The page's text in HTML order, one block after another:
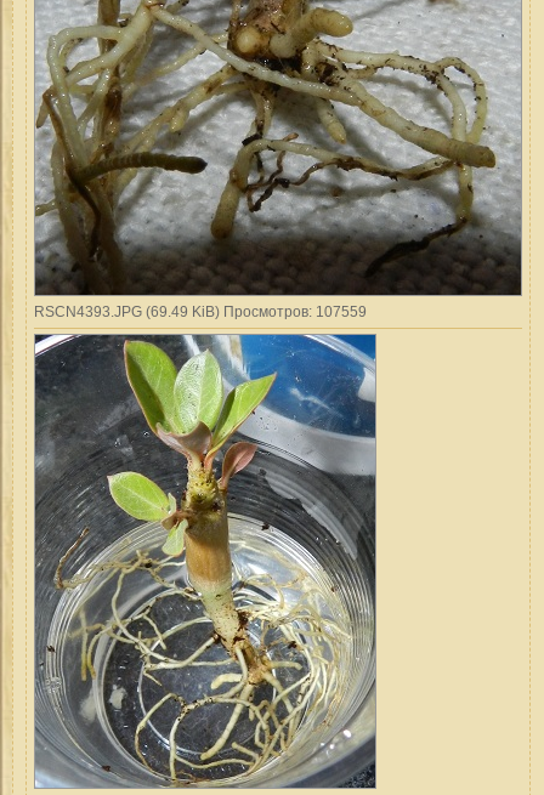
RSCN4393.JPG (69.49 KiB) Просмотров: 107559